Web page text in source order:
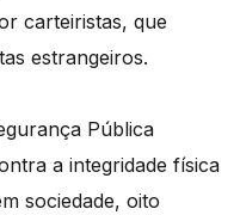
carteiristas, que
estrangeiros.
Pública
a integridade física
sociedade, oito